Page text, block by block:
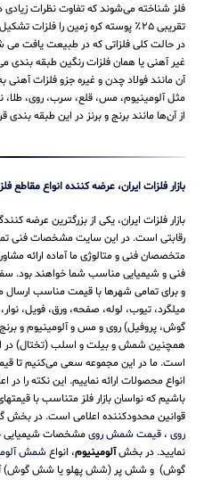
فلز شناخته می‌شوند که تفاوت نظرات زیادی
تقریبی ۲۵٪ پوسته کره زمین را فلزات تشکیل می‌دهند
در حالت کلی فلزاتی که در طبیعت یافت می
غیر آهنی یا همان فلزات رنگین طبقه بندی
آن مانند فولاد چدن و غیره جزو فلزات
مثل آلومینیوم، مس، قلع، سرب، روی، طلا،
از آن‌ها مانند برنج و برنز در این طبقه‌ بندی
بازار فلزات ایران، عرضه کننده انواع مقاطع
بازار فلزات ایران، یکی از بزرگترین عرضه
رقابتی است. در این سایت مشخصات فنی
متخصصان فنی و متالوژی ما آماده ارائه
فنی و شیمیایی مناسب شما خواهند بود.
و برای تمامی شهرها با قیمت مناسب ارسال
میلگرد، تیوب، لوله، صفحه، ورق، فویل،
گوش، پروفیل) روی و مس و آلومینیوم و
همچنین شمش و بیلت و اسلب (تختال) در
است. ما در این مجموعه سعی می‌کنیم تا قیمت
انواع محصولات ارائه نماییم. این نکته را
باشیم که نواسان بازار فلز متناسب با
قوانین محدودکننده اعلامی است. در بخش
روی ، قیمت شمش رویمشخصات شیمیایی
نمایید. در بخشآلومینیوم، انواع شمش
گوش) و شش پر (شش پهلو یا شش گوش)